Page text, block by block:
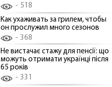
518
Как ухаживать за грилем, чтобы
он прослужил много сезонов
368
Не вистачає стажу для пенсії: що
можуть отримати українці після
65 років
331